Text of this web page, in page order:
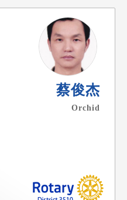
蔡俊杰
Orchid